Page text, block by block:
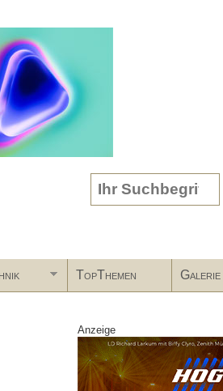
Search form
TopThemen Galerie
Anzeige